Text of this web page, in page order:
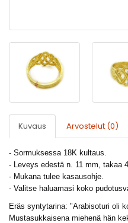
Kuvaus Arvostelut (0)
- Sormuksessa 18K kultaus.
- Leveys edestä n. 11 mm, takaa
- Mukana tulee kasausohje.
- Valitse haluamasi koko
Eräs syntytarina: "Arabisoturi oli
Mustasukkaisena miehenä hän